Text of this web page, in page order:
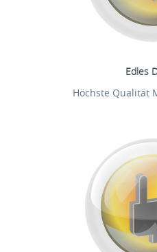
Edles
Höchste Qualität